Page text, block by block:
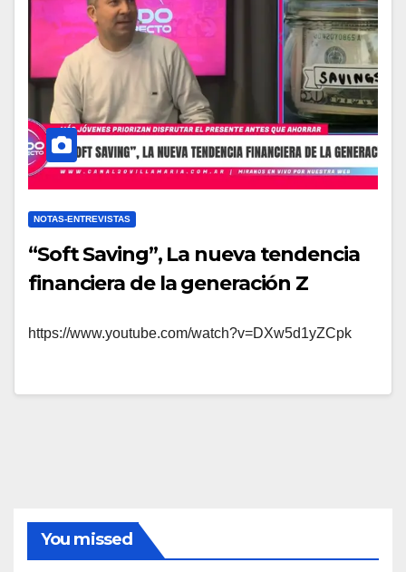
NOTAS-ENTREVISTAS
“Soft Saving”, La nueva tendencia
financiera de la generación Z
https://www.youtube.com/watch?v=DXw5d1yZCpk
You missed